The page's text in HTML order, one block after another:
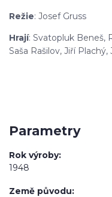
Režie: Josef Gruss
Hrají: Svatopluk Beneš,
Saša Rašilov, Jiří Plachý,
Parametry
Rok výroby
1948
Země původu